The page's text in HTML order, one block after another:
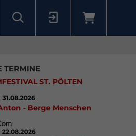
TERMINE
ST. PÖLTEN
31.08.2026
- Berge Menschen